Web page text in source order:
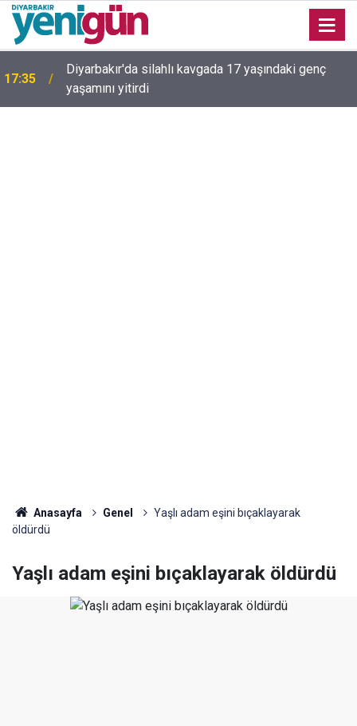
17:35
Diyarbakır'da silahlı kavgada 17 yaşındaki genç
yaşamını yitirdi
Bahceli'den Öcalan ve Demirtaş açıklaması
Anasayfa Genel
Yaşlı adam eşini bıçaklayarak
öldürdü
Yaşlı adam eşini bıçaklayarak öldürdü